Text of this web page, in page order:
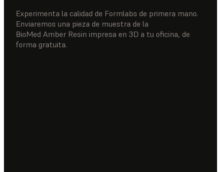
Experimenta la calidad de Formlabs de primera mano.
Enviaremos una pieza de muestra de la
BioMed Amber Resin impresa en 3D a tu oficina, de
forma gratuita.